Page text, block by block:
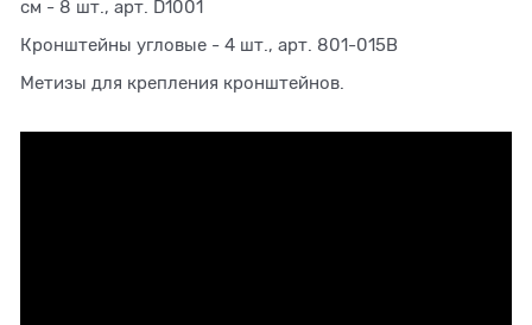
см - 8 шт., арт. D1001
Кронштейны угловые - 4 шт., арт. 801-015B
Метизы для крепления кронштейнов.